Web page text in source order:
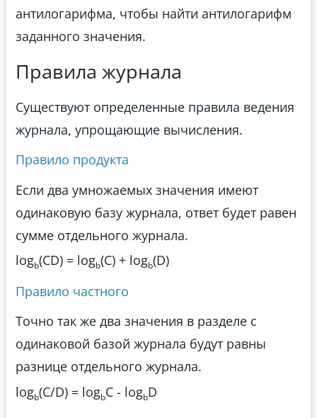
антилогарифма, чтобы найти антилогарифм
заданного значения.
Правила журнала
Существуют определенные правила ведения
журнала, упрощающие вычисления.
Правило продукта
Если два умножаемых значения имеют
одинаковую базу журнала, ответ будет равен
сумме отдельного журнала.
logb(CD) = logb(C) + logb(D)
Правило частного
Точно так же два значения в разделе с
одинаковой базой журнала будут равны
разнице отдельного журнала.
logb(C/D) = logbC - logbD